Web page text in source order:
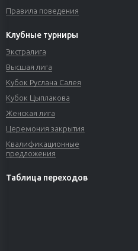
Правила поведения
Клубные турниры
Экстралига
Высшая лига
Кубок Руслана Салея
Кубок Цыплакова
Женская лига
Церемония закрытия
Квалификационные
предложения
Таблица переходов